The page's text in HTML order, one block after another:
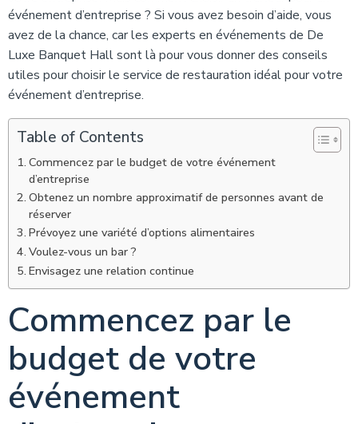
événement d’entreprise ? Si vous avez besoin d’aide, vous
avez de la chance, car les experts en événements de De
Luxe Banquet Hall sont là pour vous donner des conseils
utiles pour choisir le service de restauration idéal pour votre
événement d’entreprise.
Table of Contents
Commencez par le budget de votre événement
d’entreprise
Obtenez un nombre approximatif de personnes avant de
réserver
Prévoyez une variété d’options alimentaires
Voulez-vous un bar ?
Envisagez une relation continue
Commencez par le
budget de votre
événement